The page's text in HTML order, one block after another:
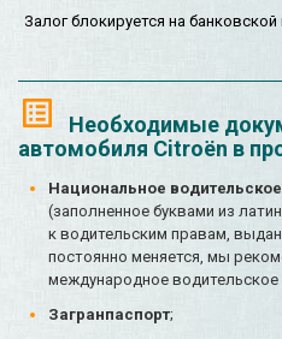
Залог блокируется на
Необходимые
автомобиля Citroën в
Национальное
(заполненное буквами из
к водительским правам,
постоянно меняется, мы
международное
Загранпаспорт;